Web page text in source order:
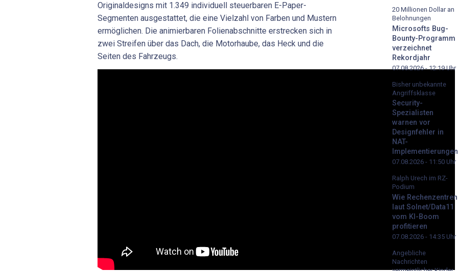
Originaldesigns mit 1.349 individuell steuerbaren E-Paper-
Segmenten ausgestattet, die eine Vielzahl von Farben und Mustern
ermöglichen. Die animierbaren Folienabschnitte erstrecken sich in
zwei Streifen über das Dach, die Motorhaube, das Heck und die
Seiten des Fahrzeugs.
20 Millionen Dollar an
Belohnungen
Microsofts Bug-
Bounty-Programm
verzeichnet
Rekordjahr
07.08.2026 - 12:19Uhr
Bisher unbekannte
Angriffsklasse
Security-
Spezialisten
warnen vor
Designfehler in
NAT-
Implementierungen
07.08.2026 - 11:50 Uhr
Ralph Urech im RZ-
Podium
Wie Rechenzentren
laut Solnet/Data11
vom KI-Boom
profitieren
07.08.2026 - 14:35 Uhr
Angebliche
Nachrichten